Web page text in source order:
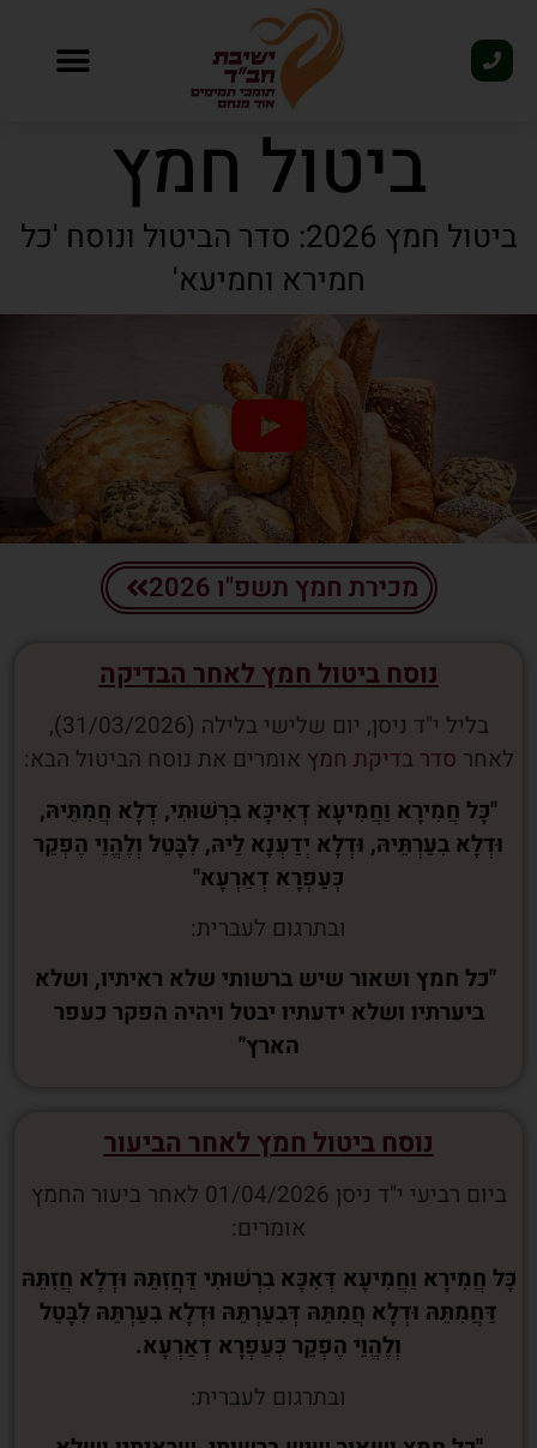
ביטול חמץ
ביטול חמץ 2026: סדר הביטול ונוסח 'כל
חמירא וחמיעא'
מכירת חמץ תשפ"ו 2026
נוסח ביטול חמץ לאחר הבדיקה
בליל י"ד ניסן, יום שלישי בלילה (31/03/2026),
לאחר סדר בדיקת חמץ אומרים את נוסח הביטול הבא:
"כָּל חֲמִירָא וַחֲמִיעָא דְאִיכָּא בִרְשׁוּתִי, דְלָא חֲמִתֵּיהּ,
וּדְלָא בִעַרְתֵּיהּ, וּדְלָא יְדַעְנָא לֵיהּ, לִבָּטֵל וְלֶהֱוֵי הֶפְקֵר
כְּעַפְרָא דְאַרְעָא"
ובתרגום לעברית:
"כל חמץ ושאור שיש ברשותי שלא ראיתיו, ושלא
ביערתיו ושלא ידעתיו יבטל ויהיה הפקר כעפר
הארץ"
נוסח ביטול חמץ לאחר הביעור
ביום רביעי י"ד ניסן 01/04/2026 לאחר ביעור החמץ
אומרים:
כָּל חֲמִירָא וַחֲמִיעָא דְּאִכָּא בִרְשׁוּתִי דַּחֲזִתֵּהּ וּדְלָא חֲזִתֵּהּ
דַּחֲמִתֵּהּ וּדְלָא חֲמִתֵּהּ דְּבִעַרְתֵּהּ וּדְלָא בִעַרְתֵּהּ לִבָּטֵל
וְלֶהֱוֵי הֶפְקֵר כְּעַפְרָא דְאַרְעָא.
ובתרגום לעברית: